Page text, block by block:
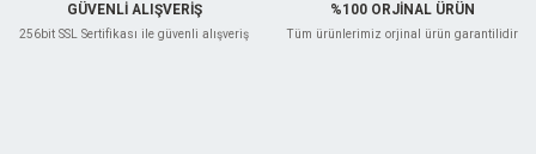
GÜVENLİ ALIŞVERİŞ
256bit SSL Sertifikası ile güvenli alışveriş
%100 ORJİNAL ÜRÜN
Tüm ürünlerimiz orjinal ürün garantilidir